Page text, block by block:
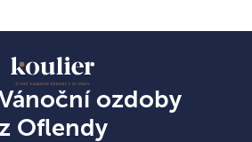
ozdoby
z Oflendy